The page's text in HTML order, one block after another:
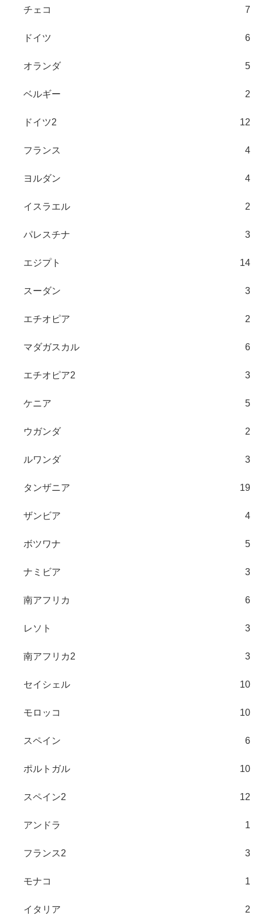
チェコ 7
ドイツ 6
オランダ 5
ベルギー 2
ドイツ2 12
フランス 4
ヨルダン 4
イスラエル 2
パレスチナ 3
エジプト 14
スーダン 3
エチオピア 2
マダガスカル 6
エチオピア2 3
ケニア 5
ウガンダ 2
ルワンダ 3
タンザニア 19
ザンビア 4
ボツワナ 5
ナミビア 3
南アフリカ 6
レソト 3
南アフリカ2 3
セイシェル 10
モロッコ 10
スペイン 6
ポルトガル 10
スペイン2 12
アンドラ 1
フランス2 3
モナコ 1
イタリア 2